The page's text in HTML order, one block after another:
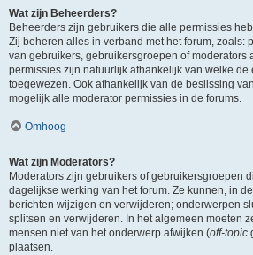
Wat zijn Beheerders?
Beheerders zijn gebruikers die alle permissies
Zij beheren alles in verband met het forum, zoals:
van gebruikers, gebruikersgroepen of moderators
permissies zijn natuurlijk afhankelijk van welke de
toegewezen. Ook afhankelijk van de beslissing
mogelijk alle moderator permissies in de forums.
Omhoog
Wat zijn Moderators?
Moderators zijn gebruikers of gebruikersgroepen
dagelijkse werking van het forum. Ze kunnen, in
berichten wijzigen en verwijderen; onderwerpen
splitsen en verwijderen. In het algemeen moeten
mensen niet van het onderwerp afwijken (off-topic
plaatsen.